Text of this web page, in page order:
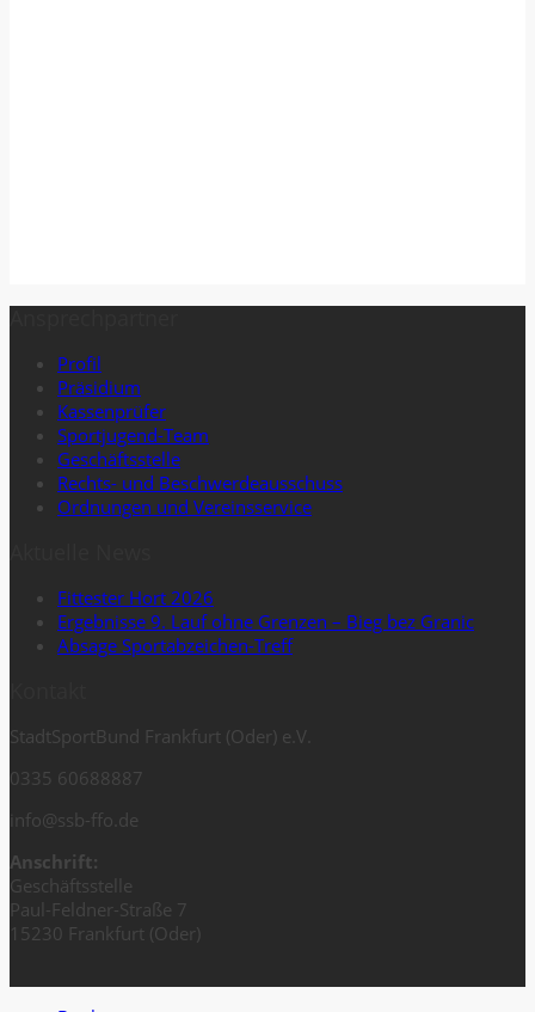
Profil
Präsidium
Kassenprüfer
Sportjugend-Team
Geschäftsstelle
Rechts- und Beschwerdeausschuss
Ordnungen und Vereinsservice
Fittester Hort 2026
Ergebnisse 9. Lauf ohne Grenzen – Bieg bez Granic
Absage Sportabzeichen-Treff
StadtSportBund Frankfurt (Oder) e.V.
0335 60688887
info@ssb-ffo.de
Anschrift:
Geschäftsstelle
Paul-Feldner-Straße 7
15230 Frankfurt (Oder)